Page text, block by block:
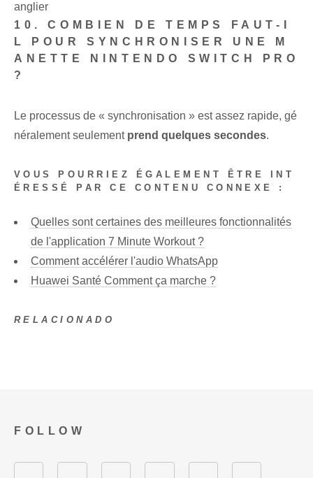
anglier
10. COMBIEN DE TEMPS FAUT-I
L POUR SYNCHRONISER UNE M
ANETTE NINTENDO SWITCH PRO
?
Le processus de « synchronisation » est assez rapide, gé
néralement seulement​ prend quelques secondes.
VOUS POURRIEZ ÉGALEMENT ÊTRE INT
ÉRESSÉ PAR CE CONTENU CONNEXE :
Quelles sont certaines des meilleures fonctionnalités
de l'application 7 Minute Workout ?
Comment accélérer l'audio WhatsApp
Huawei Santé Comment ça marche ?
RELACIONADO
FOLLOW